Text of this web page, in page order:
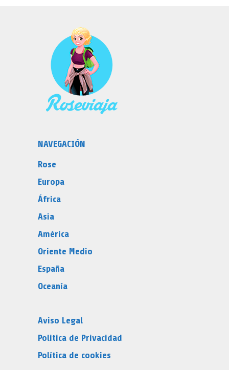
NAVEGACIÓN
Rose
Europa
África
Asia
América
Oriente Medio
España
Oceanía
Aviso Legal
Politica de Privacidad
Política de cookies